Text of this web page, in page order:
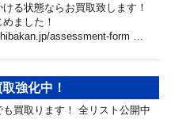
る状態ならお買取致します！
ました！
assessment-form …
強化中！
も買取ります！ 全リスト公開中